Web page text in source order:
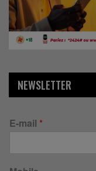
NEWSLETTER
E-mail *